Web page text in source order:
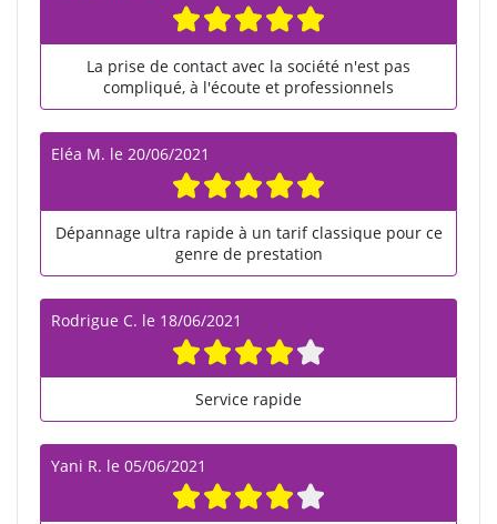
La prise de contact avec la société n'est pas
compliqué, à l'écoute et professionnels
Eléa M. le 20/06/2021
Dépannage ultra rapide à un tarif classique pour ce
genre de prestation
Rodrigue C. le 18/06/2021
Service rapide
Yani R. le 05/06/2021